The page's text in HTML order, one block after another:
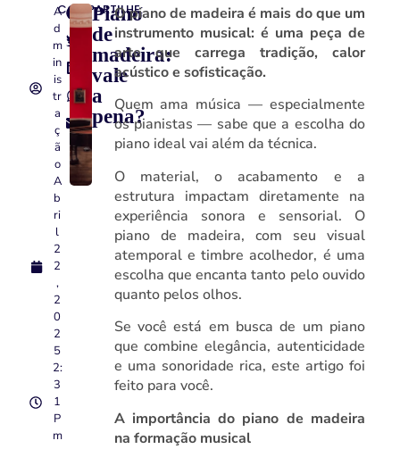
A
D
M
In
Is
Tr
A
Ç
Ã
O
A
B
Ri
L
2
2
,
2
0
2
5
2:
3
1
P
M
COMPARTILHE:
Piano
de
madeira:
vale
a
pena?
O piano de madeira é mais do que um
instrumento musical: é uma peça de
arte que carrega tradição, calor
acústico e sofisticação.
Quem ama música — especialmente
os pianistas — sabe que a escolha do
piano ideal vai além da técnica.
O material, o acabamento e a
estrutura impactam diretamente na
experiência sonora e sensorial. O
piano de madeira, com seu visual
atemporal e timbre acolhedor, é uma
escolha que encanta tanto pelo ouvido
quanto pelos olhos.
Se você está em busca de um piano
que combine elegância, autenticidade
e uma sonoridade rica, este artigo foi
feito para você.
A importância do piano de madeira
na formação musical